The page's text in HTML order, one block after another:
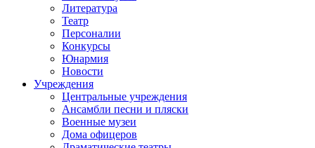
Литература
Театр
Персоналии
Конкурсы
Юнармия
Новости
Учреждения
Центральные учреждения
Ансамбли песни и пляски
Военные музеи
Дома офицеров